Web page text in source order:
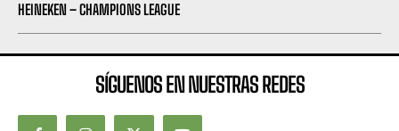
HEINEKEN – CHAMPIONS LEAGUE
SÍGUENOS EN NUESTRAS REDES